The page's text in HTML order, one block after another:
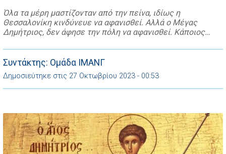
ΕΠΙΚΟΙΝΩΝΙΑ
Όλα τα μέρη μαστίζονταν από την πείνα, ιδίως η
Θεσσαλονίκη κινδύνευε να αφανισθεί. Αλλά ο Μέγας
Δημήτριος, δεν άφησε την πόλη να αφανισθεί. Κάποιος
τον καιρό το πλοίο του για να το μεταφέρει στην Ευρώπη.
Τη νύχτα λοιπόν εφάνη ο Άγιος Δημήτριος στον ύπνο του
και του είπε: […]
Συντάκτης: Ομάδα ΙΜΑΝΓ
Δημοσιεύτηκε στις 27 Οκτωβρίου 2023 - 00:53